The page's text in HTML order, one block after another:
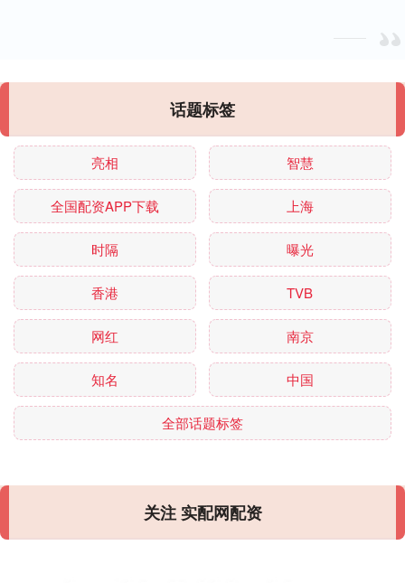
话题标签
亮相 智慧
全国配资APP下载 上海
时隔 曝光
香港 TVB
网红 南京
知名 中国
全部话题标签
关注 实配网配资